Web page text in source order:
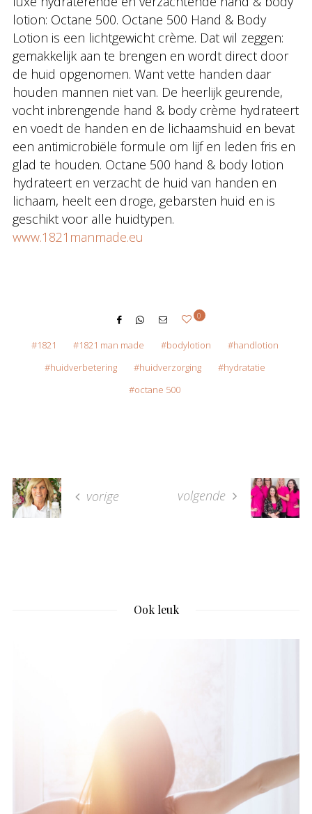
lotion: Octane 500. Octane 500 Hand & Body
Lotion is een lichtgewicht crème. Dat wil zeggen:
gemakkelijk aan te brengen en wordt direct door
de huid opgenomen. Want vette handen daar
houden mannen niet van. De heerlijk geurende,
vocht inbrengende hand & body crème hydrateert
en voedt de handen en de lichaamshuid en bevat
een antimicrobiële formule om lijf en leden fris en
glad te houden. Octane 500 hand & body lotion
hydrateert en verzacht de huid van handen en
lichaam, heelt een droge, gebarsten huid en is
geschikt voor alle huidtypen.
www.1821manmade.eu
0
1821 1821 man made bodylotion
handlotion
huidverbetering
huidverzorging
hydratatie
octane 500
vorige volgende
Ook leuk